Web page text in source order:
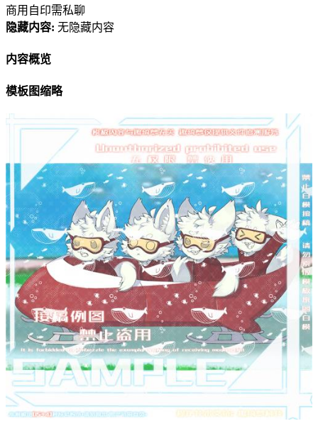
商用自印需私聊
隐藏内容: 无隐藏内容
内容概览
模板图缩略